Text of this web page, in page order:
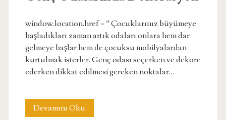
window.location.href = ” Çocuklarınız büyümeye
başladıkları zaman artık odaları onlara hem dar
gelmeye başlar hem de çocuksu mobilyalardan
kurtulmak isterler. Genç odası seçerken ve dekore
ederken dikkat edilmesi gereken noktalar…
Devamını OkuGenç